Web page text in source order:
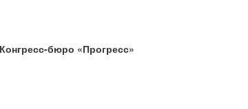
бюро «Прогресс»